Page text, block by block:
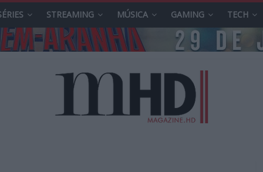
STREAMING MÚSICA GAMING TECH